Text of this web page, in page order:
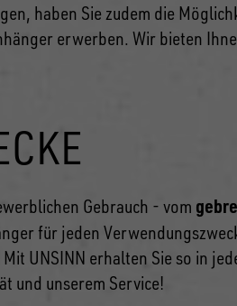
haben Sie zudem die
erwerben. Wir bieten
Gebrauch - vom
für jeden
UNSINN erhalten Sie so in
und unserem Service!